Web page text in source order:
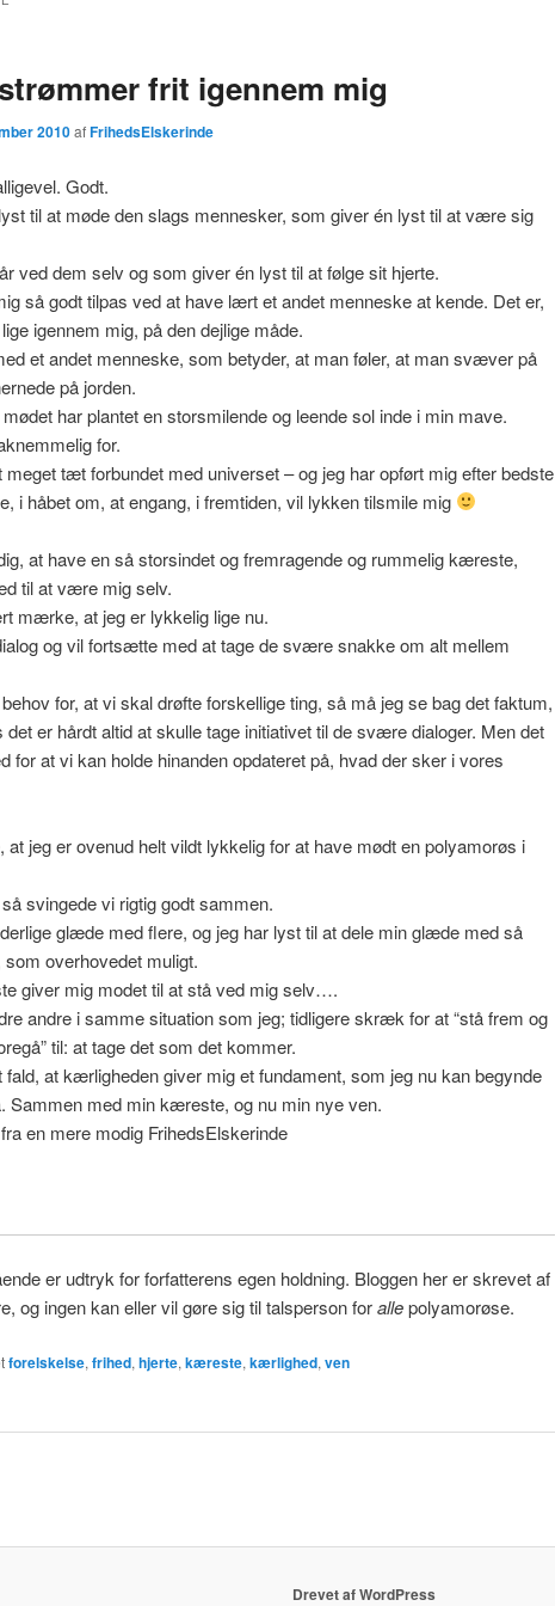
frit igennem mig
2010afFrihedsElskerinde
Godt.
til at møde den slags mennesker, som giver én lyst til at være sig
ved dem selv og som giver én lyst til at følge sit hjerte.
så godt tilpas ved at have lært et andet menneske at kende. Det er,
igennem mig, på den dejlige måde.
et andet menneske, som betyder, at man føler, at man svæver på
på jorden.
har plantet en storsmilende og leende sol inde i min mave.
for.
tæt forbundet med universet – og jeg har opført mig efter bedste
i håbet om, at engang, i fremtiden, vil lykken tilsmile mig
at have en så storsindet og fremragende og rummelig kæreste,
til at være mig selv.
mærke, at jeg er lykkelig lige nu.
og vil fortsætte med at tage de svære snakke om alt mellem
for, at vi skal drøfte forskellige ting, så må jeg se bag det faktum,
det er hårdt altid at skulle tage initiativet til de svære dialoger. Men det
for at vi kan holde hinanden opdateret på, hvad der sker i vores
at jeg er ovenud helt vildt lykkelig for at have mødt en polyamorøs i
svingede vi rigtig godt sammen.
glæde med flere, og jeg har lyst til at dele min glæde med så
overhovedet muligt.
giver mig modet til at stå ved mig selv….
andre i samme situation som jeg; tidligere skræk for at “stå frem og
til: at tage det som det kommer.
fald, at kærligheden giver mig et fundament, som jeg nu kan begynde
Sammen med min kæreste, og nu min nye ven.
en mere modig FrihedsElskerinde
er udtryk for forfatterens egen holdning. Bloggen her er skrevet af
og ingen kan eller vil gøre sig til talsperson forallepolyamorøse.
forelskelse, frihed, hjerte, kæreste, kærlighed, ven
Drevet af WordPress